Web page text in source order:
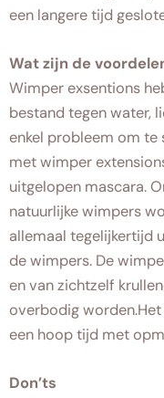
een langere tijd
Wat zijn de
Wimper exsentions
bestand tegen water,
enkel probleem om te
met wimper
uitgelopen mascara.
natuurlijke wimpers
allemaal tegelijkertijd
de wimpers. De
en van zichtzelf
overbodig worden.Het
een hoop tijd met
Don’ts